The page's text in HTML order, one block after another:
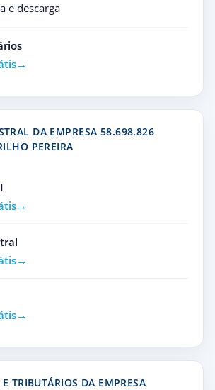
e descarga
DA EMPRESA 58.698.826
PEREIRA
TRIBUTÁRIOS DA EMPRESA